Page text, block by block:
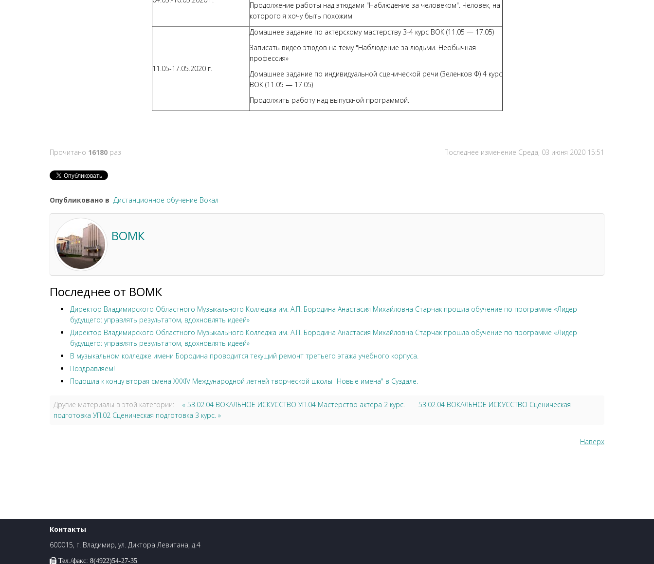
Продолжение работы над этюдами "Наблюдение за человеком". Человек, на
которого я хочу быть похожим
11.05-17.05.2020 г.
Домашнее задание по актерскому мастерству 3-4 курс ВОК (11.05 — 17.05)
Записать видео этюдов на тему "Наблюдение за людьми. Необычная
профессия»
Домашнее задание по индивидуальной сценической речи (Зеленков Ф) 4 курс
ВОК (11.05 — 17.05)
Продолжить работу над выпускной программой.
Прочитано 16180 раз Последнее изменение Среда, 03 июня 2020 15:51
Опубликовано в Дистанционное обучение Вокал
ВОМК
Последнее от ВОМК
Директор Владимирского Областного Музыкального Колледжа им. А.П. Бородина Анастасия Михайловна Старчак прошла обучение по программе «Лидер
будущего: управлять результатом, вдохновлять идеей»
Директор Владимирского Областного Музыкального Колледжа им. А.П. Бородина Анастасия Михайловна Старчак прошла обучение по программе «Лидер
будущего: управлять результатом, вдохновлять идеей»
В музыкальном колледже имени Бородина проводится текущий ремонт третьего этажа учебного корпуса.
Поздравляем!
Подошла к концу вторая смена XXXIV Международной летней творческой школы "Новые имена" в Суздале.
Другие материалы в этой категории: « 53.02.04 ВОКАЛЬНОЕ ИСКУССТВО УП.04 Мастерство актёра 2 курс.
53.02.04 ВОКАЛЬНОЕ ИСКУССТВО Сценическая
подготовка УП.02 Сценическая подготовка 3 курс. »
Наверх
Контакты
600015, г. Владимир, ул. Диктора Левитана, д.4
Тел./факс: 8(4922)54-27-35